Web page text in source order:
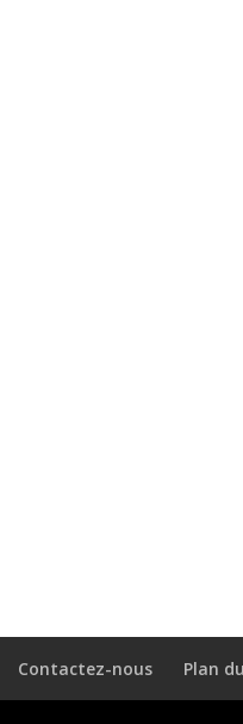
Contactez-nous Plan